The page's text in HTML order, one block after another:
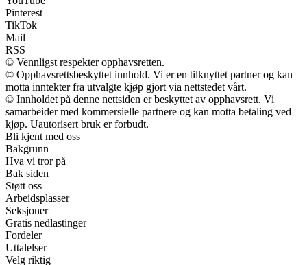
Pinterest
TikTok
Mail
RSS
© Vennligst respekter opphavsretten.
© Opphavsrettsbeskyttet innhold. Vi er en tilknyttet partner og kan
motta inntekter fra utvalgte kjøp gjort via nettstedet vårt.
© Innholdet på denne nettsiden er beskyttet av opphavsrett. Vi
samarbeider med kommersielle partnere og kan motta betaling ved
kjøp. Uautorisert bruk er forbudt.
Bli kjent med oss
Bakgrunn
Hva vi tror på
Bak siden
Støtt oss
Arbeidsplasser
Seksjoner
Gratis nedlastinger
Fordeler
Uttalelser
Velg riktig